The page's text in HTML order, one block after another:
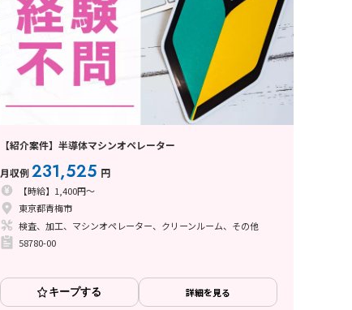
【紹介案件】半導体マシンオペレーター
月収例231,525 円
【時給】1,400円～
東京都青梅市
検査、加工、マシンオペレーター、クリーンルーム、その他
58780-00
キープする 詳細を見る